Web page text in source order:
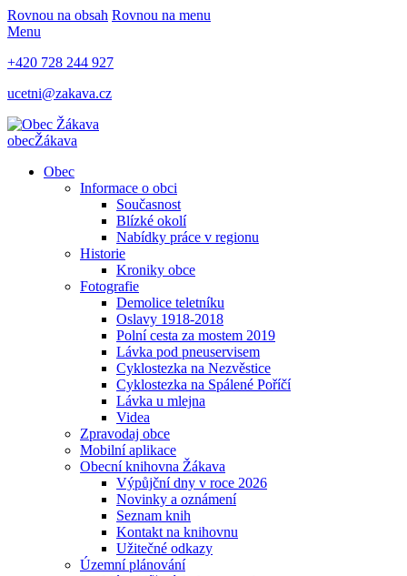
Rovnou na obsah Rovnou na menu
Menu
+420 728 244 927
ucetni@zakava.cz
obecŽákava
Obec
Informace o obci
Současnost
Blízké okolí
Nabídky práce v regionu
Historie
Kroniky obce
Fotografie
Demolice teletníku
Oslavy 1918-2018
Polní cesta za mostem 2019
Lávka pod pneuservisem
Cyklostezka na Nezvěstice
Cyklostezka na Spálené Poříčí
Lávka u mlejna
Videa
Zpravodaj obce
Mobilní aplikace
Obecní knihovna Žákava
Výpůjční dny v roce 2026
Novinky a oznámení
Seznam knih
Kontakt na knihovnu
Užitečné odkazy
Územní plánování